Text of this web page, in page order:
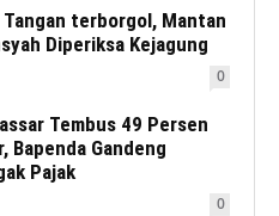
Tangan terborgol, Mantan
Diperiksa Kejagung
0
Tembus 49 Persen
Bapenda Gandeng
Pajak
0